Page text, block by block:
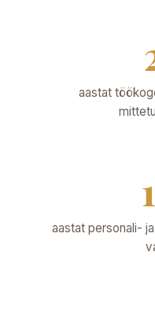
aastat
aastat personali-